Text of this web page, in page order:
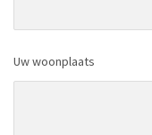
Uw woonplaats